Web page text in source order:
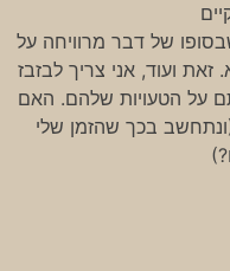
של דבר מרוויחה על
ועוד, אני צריך לבזבז
על הטעויות שלהם. האם
בכך שהזמן שלי